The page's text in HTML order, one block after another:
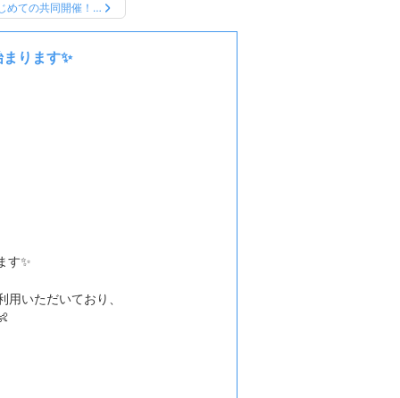
めての共同開催！…
ります✨
す✨
いただいており、